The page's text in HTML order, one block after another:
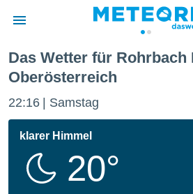
dass
von
Das Wetter für Rohrbach
Oberösterreich
22:16 Samstag
klarer Himmel
20°